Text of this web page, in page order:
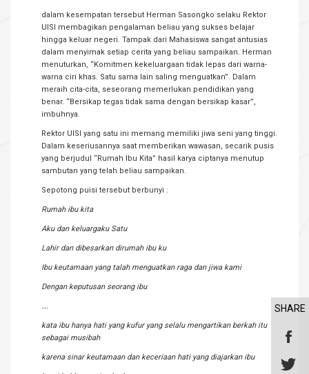
SHARE
dalam kesempatan tersebut Herman Sasongko selaku Rektor
UISI membagikan pengalaman beliau yang sukses belajar
hingga keluar negeri. Tampak dari Mahasiswa sangat antusias
dalam menyimak setiap cerita yang beliau sampaikan. Herman
menuturkan, “Komitmen kekeluargaan tidak lepas dari warna-
warna ciri khas. Satu sama lain saling menguatkan”. Dalam
meraih cita-cita, seseorang memerlukan pendidikan yang
benar. “Bersikap tegas tidak sama dengan bersikap kasar”,
imbuhnya.
Rektor UISI yang satu ini memang memiliki jiwa seni yang tinggi.
Dalam keseriusannya saat memberikan wawasan, secarik pusis
yang berjudul “Rumah Ibu Kita” hasil karya ciptanya menutup
sambutan yang telah beliau sampaikan.
Sepotong puisi tersebut berbunyi :
Rumah ibu kita
Aku dan keluargaku Satu
Lahir dan dibesarkan dirumah ibu ku
Ibu keutamaan yang talah menguatkan raga dan jiwa kami
Dengan keputusan seorang ibu
….
kata ibu hanya hati yang kufur yang selalu mengartikan berkah itu
sebagai musibah
karena sinar keutamaan dan keceriaan hati yang diajarkan ibu